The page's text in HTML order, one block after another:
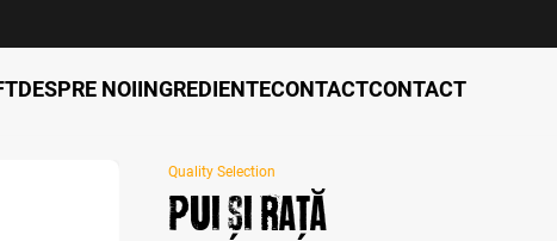
DESPRE NOIINGREDIENTECONTACTCONTACT
Quality Selection
Pui și rață